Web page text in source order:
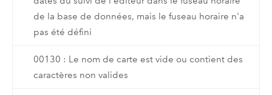
de la base de données, mais le fuseau horaire n'a
pas été défini
00130 : Le nom de carte est vide ou contient des
caractères non valides